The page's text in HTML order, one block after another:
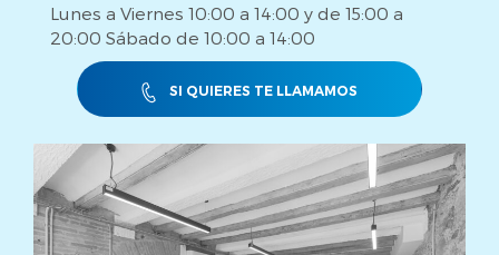
Lunes a Viernes 10:00 a 14:00 y de 15:00 a
20:00 Sábado de 10:00 a 14:00
SI QUIERES TE LLAMAMOS